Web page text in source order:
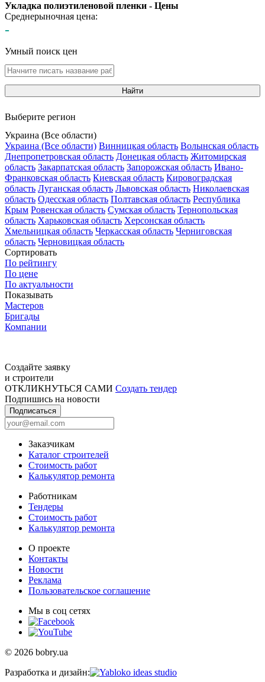
Укладка полиэтиленовой пленки - Цены
Среднерыночная цена:
-
Умный поиск цен
Найти
Выберите регион
Украина (Все области)
Украина (Все области) Винницкая область Волынская область
Днепропетровская область Донецкая область Житомирская
область Закарпатская область Запорожская область Ивано-
Франковская область Киевская область Кировоградская
область Луганская область Львовская область Николаевская
область Одесская область Полтавская область Республика
Крым Ровенская область Сумская область Тернопольская
область Харьковская область Херсонская область
Хмельницкая область Черкасская область Черниговская
область Черновицкая область
Сортировать
По рейтингу
По цене
По актуальности
Показывать
Мастеров
Бригады
Компании
Создайте заявку
и строители
ОТКЛИКНУТЬСЯ САМИ Создать тендер
Подпишись на новости
Подписаться
Заказчикам
Каталог строителей
Стоимость работ
Калькулятор ремонта
Работникам
Тендеры
Стоимость работ
Калькулятор ремонта
О проекте
Контакты
Новости
Реклама
Пользовательское соглашение
Мы в соц сетях
© 2026 bobry.ua
Разработка и дизайн: